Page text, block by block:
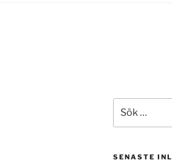
efter:
SENASTE